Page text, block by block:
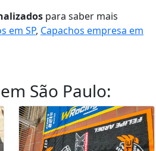
para saber mais
em SP, Capachos empresa em
São Paulo: